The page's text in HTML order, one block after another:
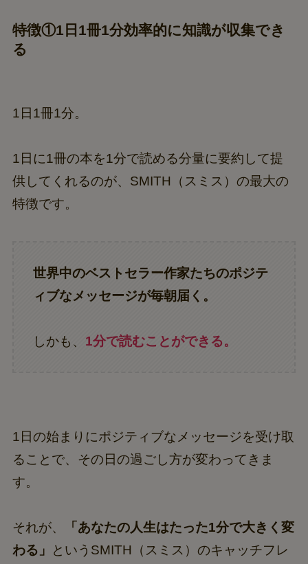
特徴①1日1冊1分効率的に知識が収集でき
る
1日1冊1分。
1日に1冊の本を1分で読める分量に要約して提
供してくれるのが、SMITH（スミス）の最大の
特徴です。
世界中のベストセラー作家たちのポジテ
ィブなメッセージが毎朝届く。
しかも、 1分で読むことができる。
1日の始まりにポジティブなメッセージを受け取
ることで、その日の過ごし方が変わってきま
す。
それが、
「あなたの人生はたった1分で大きく変
わる」
というSMITH（スミス）のキャッチフレ